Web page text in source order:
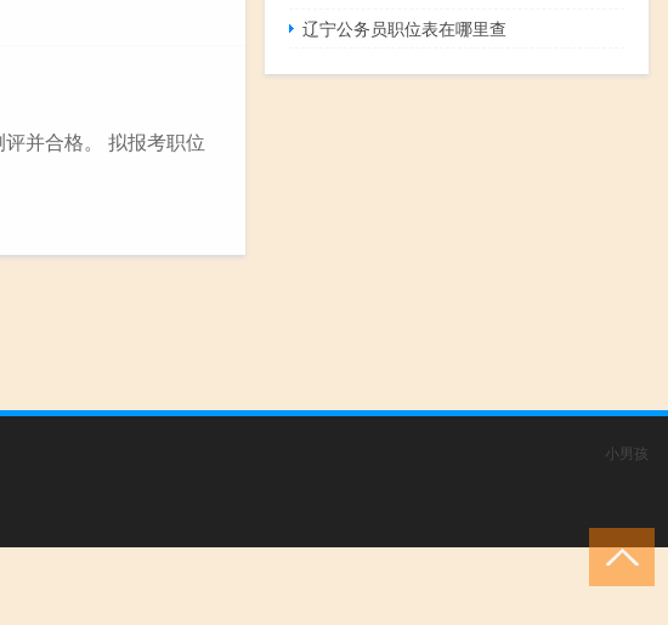
并合格。 拟报考职位
辽宁公务员职位表在哪里查
小男孩